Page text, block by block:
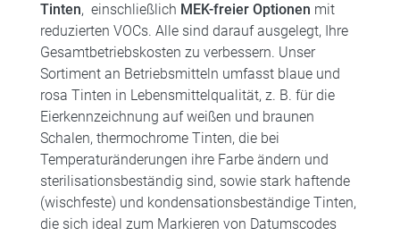
Tinten, einschließlich MEK-freier Optionen mit
reduzierten VOCs. Alle sind darauf ausgelegt, Ihre
Gesamtbetriebskosten zu verbessern. Unser
Sortiment an Betriebsmitteln umfasst blaue und
rosa Tinten in Lebensmittelqualität, z. B. für die
Eierkennzeichnung auf weißen und braunen
Schalen, thermochrome Tinten, die bei
Temperaturänderungen ihre Farbe ändern und
sterilisationsbeständig sind, sowie stark haftende
(wischfeste) und kondensationsbeständige Tinten,
die sich ideal zum Markieren von Datumscodes